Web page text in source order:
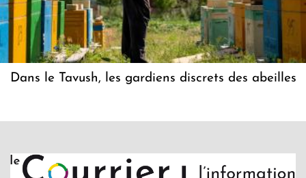
Dans le Tavush, les gardiens discrets des abeilles